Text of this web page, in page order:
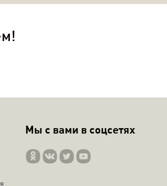
Мы с вами в соцсетях